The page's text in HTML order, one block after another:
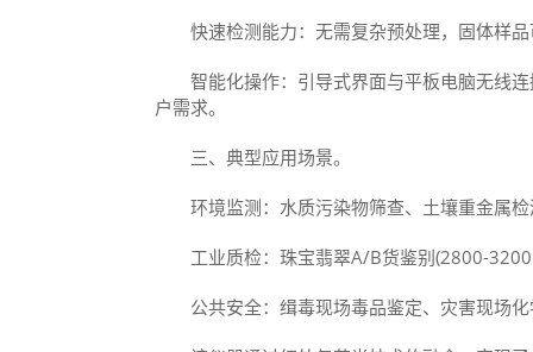
快速检测能力‌：无需复杂预处理，固体样品
智能化操作‌：引导式界面与平板电脑无线连
户需求‌。
三、典型应用场景。
环境监测‌：水质污染物筛查、土壤重金属检
工业质检‌：珠宝翡翠A/B货鉴别(2800-3200
公共安全‌：缉毒现场毒品鉴定、灾害现场化